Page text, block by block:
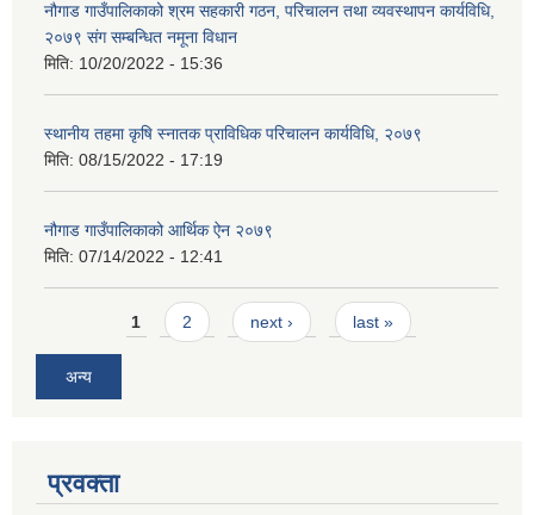
नौगाड गाउँपालिकाको श्रम सहकारी गठन, परिचालन तथा व्यवस्थापन कार्यविधि,
२०७९ संग सम्बन्धित नमूना विधान
मिति: 10/20/2022 - 15:36
स्थानीय तहमा कृषि स्नातक प्राविधिक परिचालन कार्यविधि, २०७९
मिति: 08/15/2022 - 17:19
नौगाड गाउँपालिकाको आर्थिक ऐन २०७९
मिति: 07/14/2022 - 12:41
Pages1 2 next › last »
अन्य
प्रवक्ता